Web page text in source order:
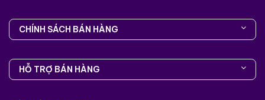
CHÍNH SÁCH BÁN HÀNG
HỖ TRỢ BÁN HÀNG